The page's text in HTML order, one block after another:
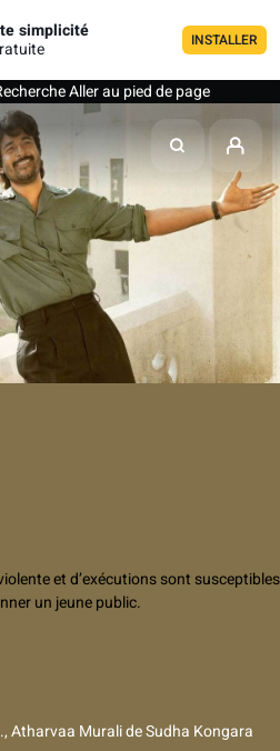
simplicité
INSTALLER
Aller au pied de page
et d’exécutions sont susceptibles
un jeune public.
Atharvaa MuralideSudha Kongara